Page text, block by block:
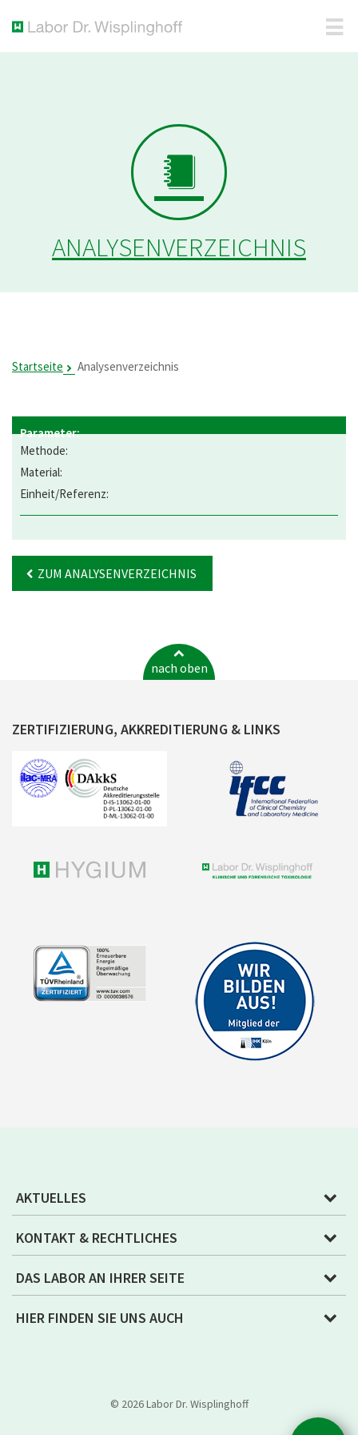
ANALYSENVERZEICHNIS
Startseite Analysenverzeichnis
ZUM ANALYSENVERZEICHNIS
nach oben
ZERTIFIZIERUNG, AKKREDITIERUNG & LINKS
AKTUELLES
KONTAKT & RECHTLICHES
DAS LABOR AN IHRER SEITE
HIER FINDEN SIE UNS AUCH
© 2026 Labor Dr. Wisplinghoff